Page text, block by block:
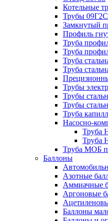
Котельные
Трубы 09Г2С
Замкнутый
Профиль
Труба
Труба
Труба
Труба
Трубы
Трубы
Трубы
Труба
Насосно-
Труба
Труба
Труба МОБ
Баллоны
Азотные
Аммиачные
Аргоновые
Баллоны